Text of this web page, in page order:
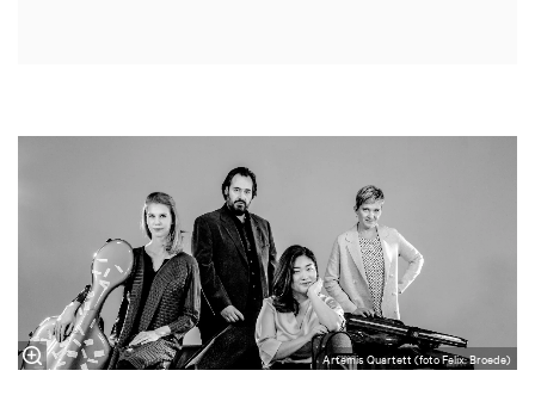
Artemis Quartett (foto Felix: Broede)